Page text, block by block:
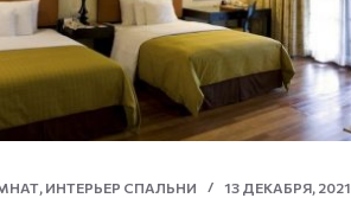
, ИНТЕРЬЕР СПАЛЬНИ 13 ДЕКАБРЯ, 2021